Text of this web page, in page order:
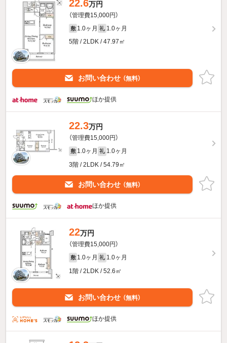
22.6万円
（管理費15,000円）
敷 1.0ヶ月 礼 1.0ヶ月
5階 / 2LDK / 47.97㎡
お問い合わせ （無料）
ほか提供
22.3万円
（管理費15,000円）
敷 1.0ヶ月 礼 1.0ヶ月
3階 / 2LDK / 54.79㎡
お問い合わせ （無料）
ほか提供
22万円
（管理費15,000円）
敷 1.0ヶ月 礼 1.0ヶ月
1階 / 2LDK / 52.6㎡
お問い合わせ （無料）
ほか提供